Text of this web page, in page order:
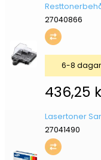
27040866
436,25
6-8 dagar
Lasertoner
27041490